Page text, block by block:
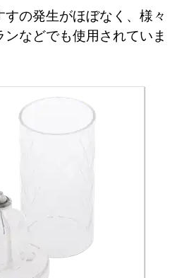
の発生がほぼなく、様々
などでも使用されていま